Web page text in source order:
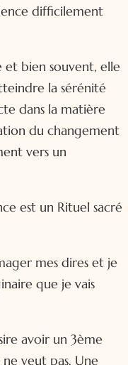
difficilement
et bien souvent, elle
la sérénité
dans la matière
du changement
vers un
est un Rituel sacré
mes dires et je
que je vais
avoir un 3ème
veut pas. Une